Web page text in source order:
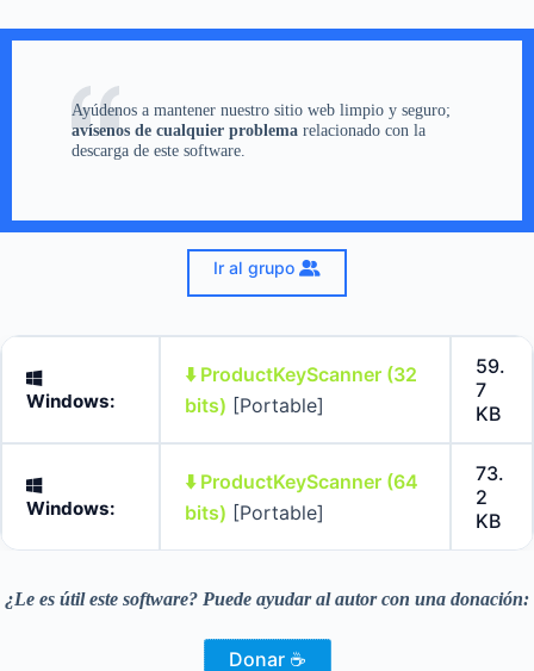
Ayúdenos a mantener nuestro sitio web limpio y seguro;
avísenos de cualquier problema relacionado con la
descarga de este software.
Ir al grupo
Windows:
⬇️ ProductKeyScanner (32
bits) [Portable]
59.
7
KB
Windows:
⬇️ ProductKeyScanner (64
bits) [Portable]
73.
2
KB
¿Le es útil este software? Puede ayudar al autor con una donación:
Donar ☕